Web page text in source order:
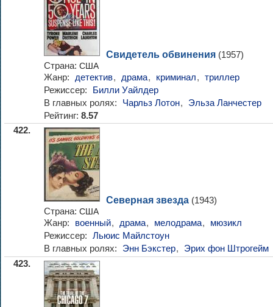
Свидетель обвинения (1957)
Страна: США
Жанр: детектив, драма, криминал, триллер
Режиссер:
Билли Уайлдер
В главных ролях:
Чарльз Лотон,
Эльза Ланчестер
Рейтинг: 8.57
422.
Северная звезда (1943)
Страна: США
Жанр: военный, драма, мелодрама,
мюзикл
Режиссер: Льюис Майлстоун
В главных ролях:
Энн Бэкстер, Эрих фон Штрогейм
423.